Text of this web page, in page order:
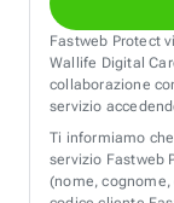
Fastweb Protect
Wallife Digital
collaborazione
servizio
Ti informiamo
servizio Fastweb
(nome,